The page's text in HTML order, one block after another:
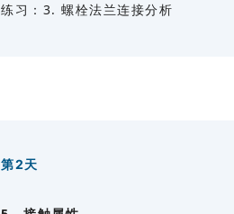
练习：3. 螺栓法兰连接分析
第2天